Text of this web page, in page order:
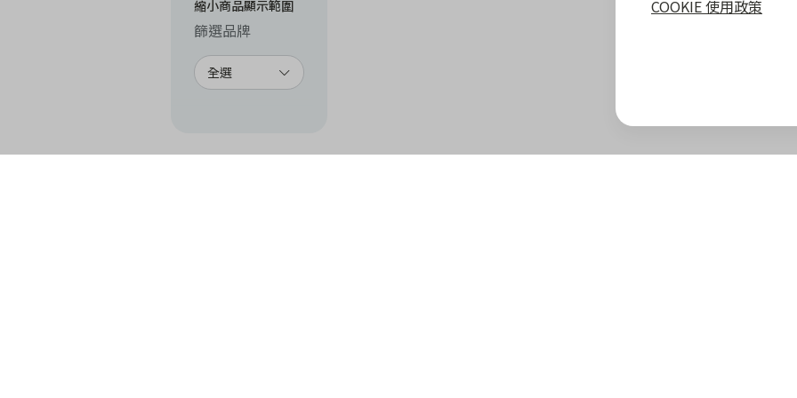
縮小商品顯示範圍
篩選品牌
全選
COOKIE 使用政策